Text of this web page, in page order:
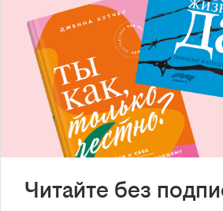
Читайте без